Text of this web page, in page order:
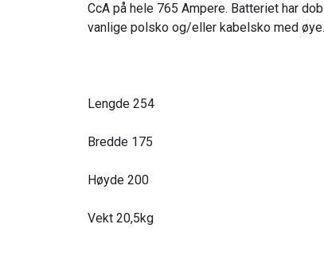
CcA på hele 765 Ampere. Batteriet har
vanlige polsko og/eller kabelsko med øye.
Lengde 254
Bredde 175
Høyde 200
Vekt 20,5kg